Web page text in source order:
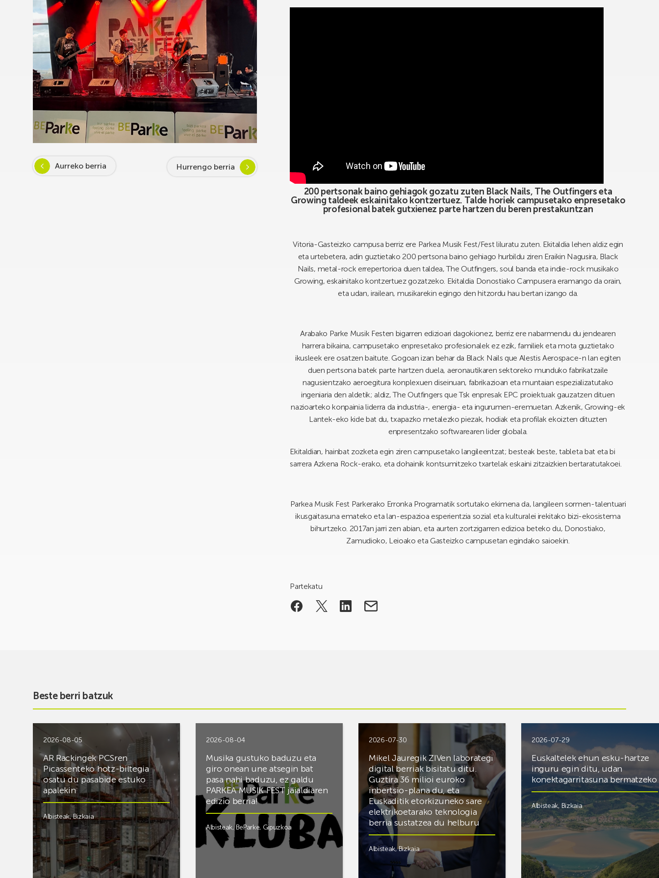
Aurreko berria Hurrengo berria
200 pertsonak baino gehiagok gozatu zuten Black Nails, The Outfingers eta
Growing taldeek eskainitako kontzertuez. Talde horiek campusetako enpresetako
profesional batek gutxienez parte hartzen du beren prestakuntzan
Vitoria-Gasteizko campusa berriz ere Parkea Musik Fest/Fest liluratu zuten. Ekitaldia lehen aldiz egin
eta urtebetera, adin guztietako 200 pertsona baino gehiago hurbildu ziren Eraikin Nagusira, Black
Nails, metal-rock errepertorioa duen taldea, The Outfingers, soul banda eta indie-rock musikako
Growing, eskainitako kontzertuez gozatzeko. Ekitaldia Donostiako Campusera eramango da orain,
eta udan, irailean, musikarekin egingo den hitzordu hau bertan izango da.
Arabako Parke Musik Festen bigarren edizioari dagokionez, berriz ere nabarmendu du jendearen
harrera bikaina, campusetako enpresetako profesionalek ez ezik, familiek eta mota guztietako
ikusleek ere osatzen baitute. Gogoan izan behar da Black Nails que Alestis Aerospace-n lan egiten
duen pertsona batek parte hartzen duela, aeronautikaren sektoreko munduko fabrikatzaile
nagusientzako aeroegitura konplexuen diseinuan, fabrikazioan eta muntaian espezializatutako
ingeniaria den aldetik; aldiz, The Outfingers que Tsk enpresak EPC proiektuak gauzatzen dituen
nazioarteko konpainia liderra da industria-, energia- eta ingurumen-eremuetan. Azkenik, Growing-ek
Lantek-eko kide bat du, txapazko metalezko piezak, hodiak eta profilak ekoizten dituzten
enpresentzako softwarearen lider globala.
Ekitaldian, hainbat zozketa egin ziren campusetako langileentzat; besteak beste, tableta bat eta bi
sarrera Azkena Rock-erako, eta dohainik kontsumitzeko txartelak eskaini zitzaizkien bertaratutakoei.
Parkea Musik Fest Parkerako Erronka Programatik sortutako ekimena da, langileen sormen-talentuari
ikusgaitasuna emateko eta lan-espazioa esperientzia sozial eta kulturalei irekitako bizi-ekosistema
bihurtzeko. 2017an jarri zen abian, eta aurten zortzigarren edizioa beteko du, Donostiako,
Zamudioko, Leioako eta Gasteizko campusetan egindako saioekin.
Partekatu
Beste berri batzuk
2026-08-05
AR Rackingek PCSren
Picassenteko hotz-biltegia
osatu du pasabide estuko
apalekin
Albisteak,Bizkaia
2026-08-04
Musika gustuko baduzu eta
giro onean une atsegin bat
pasa nahi baduzu, ez galdu
PARKEA MUSIK FEST jaialdiaren
edizio berria!
Albisteak,BeParke, Gipuzkoa
2026-07-30
Mikel Jauregik ZIVen laborategi
digital berriak bisitatu ditu.
Guztira 36 milioi euroko
inbertsio-plana du, eta
Euskaditik etorkizuneko sare
elektrikoetarako teknologia
berria sustatzea du helburu
Albisteak,Bizkaia
2026-07-29
Euskaltelek ehun esku-hartze
inguru egin ditu, udan
konektagarritasuna bermatzeko
Albisteak, Bizkaia